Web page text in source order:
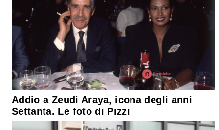
Addio a Zeudi Araya, icona degli anni
Settanta. Le foto di Pizzi